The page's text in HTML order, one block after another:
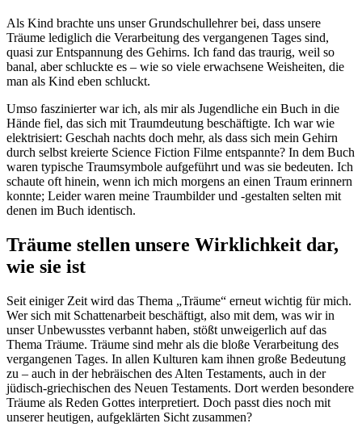
Als Kind brachte uns unser Grundschullehrer bei, dass unsere
Träume lediglich die Verarbeitung des vergangenen Tages sind,
quasi zur Entspannung des Gehirns. Ich fand das traurig, weil so
banal, aber schluckte es – wie so viele erwachsene Weisheiten, die
man als Kind eben schluckt.
Umso faszinierter war ich, als mir als Jugendliche ein Buch in die
Hände fiel, das sich mit Traumdeutung beschäftigte. Ich war wie
elektrisiert: Geschah nachts doch mehr, als dass sich mein Gehirn
durch selbst kreierte Science Fiction Filme entspannte? In dem Buch
waren typische Traumsymbole aufgeführt und was sie bedeuten. Ich
schaute oft hinein, wenn ich mich morgens an einen Traum erinnern
konnte; Leider waren meine Traumbilder und -gestalten selten mit
denen im Buch identisch.
Träume stellen unsere Wirklichkeit dar,
wie sie ist
Seit einiger Zeit wird das Thema „Träume“ erneut wichtig für mich.
Wer sich mit Schattenarbeit beschäftigt, also mit dem, was wir in
unser Unbewusstes verbannt haben, stößt unweigerlich auf das
Thema Träume. Träume sind mehr als die bloße Verarbeitung des
vergangenen Tages. In allen Kulturen kam ihnen große Bedeutung
zu – auch in der hebräischen des Alten Testaments, auch in der
jüdisch-griechischen des Neuen Testaments. Dort werden besondere
Träume als Reden Gottes interpretiert. Doch passt dies noch mit
unserer heutigen, aufgeklärten Sicht zusammen?